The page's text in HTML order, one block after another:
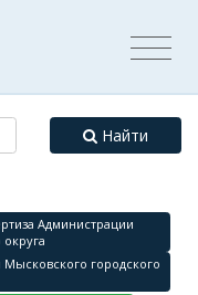
Найти
Администрации
городского